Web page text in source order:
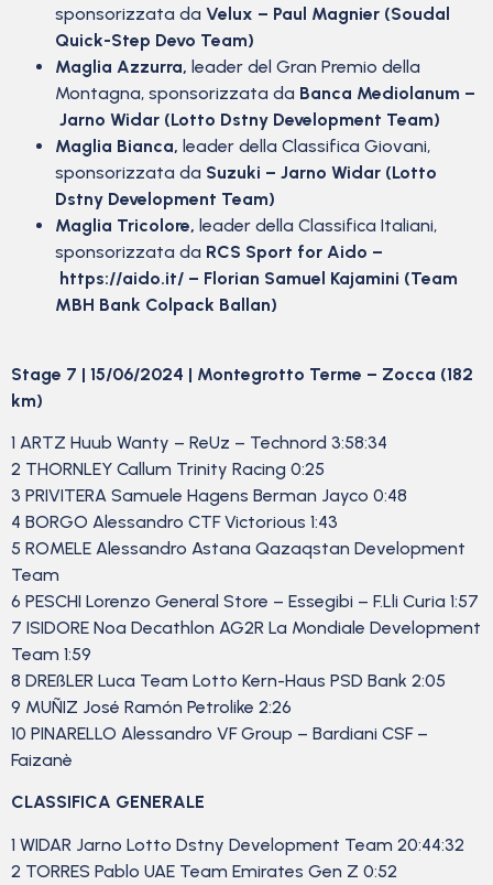
sponsorizzata da Velux – Paul Magnier (Soudal
Quick-Step Devo Team)
Maglia Azzurra, leader del Gran Premio della
Montagna, sponsorizzata da Banca Mediolanum –
Jarno Widar (Lotto Dstny Development Team)
Maglia Bianca, leader della Classifica Giovani,
sponsorizzata da Suzuki – Jarno Widar (Lotto
Dstny Development Team)
Maglia Tricolore, leader della Classifica Italiani,
sponsorizzata da RCS Sport for Aido –
https://aido.it/ – Florian Samuel Kajamini (Team
MBH Bank Colpack Ballan)
Stage 7 | 15/06/2024 | Montegrotto Terme – Zocca (182
km)
1 ARTZ Huub Wanty – ReUz – Technord 3:58:34
2 THORNLEY Callum Trinity Racing 0:25
3 PRIVITERA Samuele Hagens Berman Jayco 0:48
4 BORGO Alessandro CTF Victorious 1:43
5 ROMELE Alessandro Astana Qazaqstan Development
Team
6 PESCHI Lorenzo General Store – Essegibi – F.Lli Curia 1:57
7 ISIDORE Noa Decathlon AG2R La Mondiale Development
Team 1:59
8 DREßLER Luca Team Lotto Kern-Haus PSD Bank 2:05
9 MUÑIZ José Ramón Petrolike 2:26
10 PINARELLO Alessandro VF Group – Bardiani CSF –
Faizanè
CLASSIFICA GENERALE
1 WIDAR Jarno Lotto Dstny Development Team 20:44:32
2 TORRES Pablo UAE Team Emirates Gen Z 0:52